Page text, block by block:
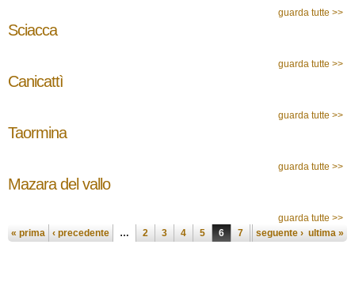
guarda tutte >>
Sciacca
guarda tutte >>
Canicattì
guarda tutte >>
Taormina
guarda tutte >>
Mazara del vallo
guarda tutte >>
Pagine
« prima ‹ precedente … 2 3 4 5 6 7 8 9 10 …
seguente › ultima »